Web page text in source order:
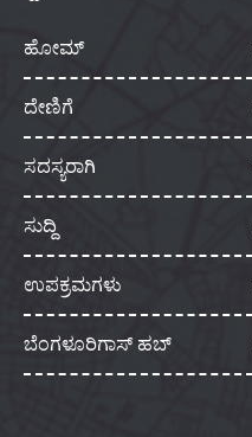
ಹೋಮ್
ದೇಣಿಗೆ
ಸದಸ್ಯರಾಗಿ
ಸುದ್ದಿ
ಉಪಕ್ರಮಗಳು
ಬೆಂಗಳೂರಿಗಾಸ್ ಹಬ್